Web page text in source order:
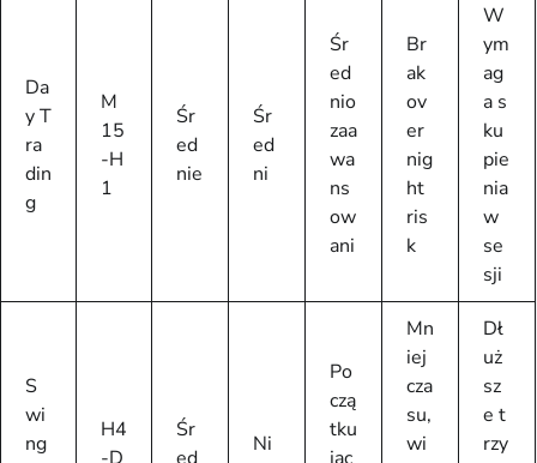
Da
y T
ra
din
g
M
15
-H
1
Śr
ed
nie
Śr
ed
ni
Śr
ed
nio
zaa
wa
ns
ow
ani
Br
ak
ov
er
nig
ht
ris
k
W
ym
ag
a s
ku
pie
nia
w
se
sji
S
wi
ng
H4
-D
Śr
ed
Ni
Po
czą
tku
jąc
Mn
iej
cza
su,
wi
Dł
uż
sz
e t
rzy